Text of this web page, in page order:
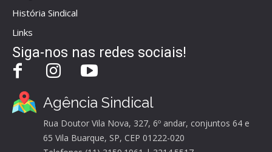
História Sindical
Links
Siga-nos nas redes sociais!
Agência Sindical
Rua Doutor Vila Nova, 327, 6º andar, conjuntos 64 e
65 Vila Buarque, SP, CEP 01222-020